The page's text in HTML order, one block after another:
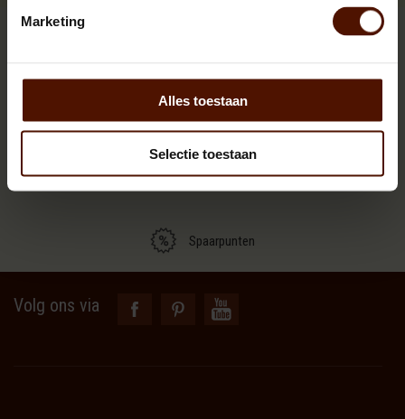
Marketing
Alles toestaan
Selectie toestaan
Meerpalletkorting
Uitstekende service
Spaarpunten
Volg ons via